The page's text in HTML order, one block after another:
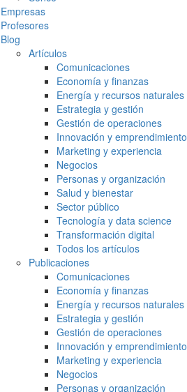
Empresas
Profesores
Blog
Artículos
Comunicaciones
Economía y finanzas
Energía y recursos naturales
Estrategia y gestión
Gestión de operaciones
Innovación y emprendimiento
Marketing y experiencia
Negocios
Personas y organización
Salud y bienestar
Sector público
Tecnología y data science
Transformación digital
Todos los artículos
Publicaciones
Comunicaciones
Economía y finanzas
Energía y recursos naturales
Estrategia y gestión
Gestión de operaciones
Innovación y emprendimiento
Marketing y experiencia
Negocios
Personas y organización